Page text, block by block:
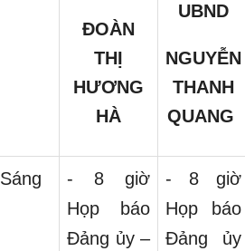
ĐOÀN
THỊ
HƯƠNG
HÀ
UBND
NGUYỄN
THANH
QUANG
Sáng
- 8 giờ
Họp báo
Đảng ủy –
- 8 giờ
Họp báo
Đảng ủy